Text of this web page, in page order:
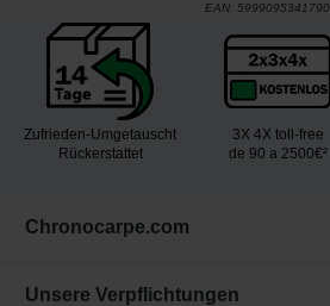
EAN: 5999095341790
Zufrieden-Umgetauscht
Rückerstattet
3X 4X toll-free
de 90 a 2500€²
Chronocarpe.com
Unsere Verpflichtungen